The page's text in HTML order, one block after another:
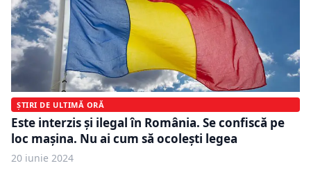
ȘTIRI DE ULTIMĂ ORĂ
Este interzis și ilegal în România. Se confiscă pe
loc mașina. Nu ai cum să ocolești legea
20 iunie 2024